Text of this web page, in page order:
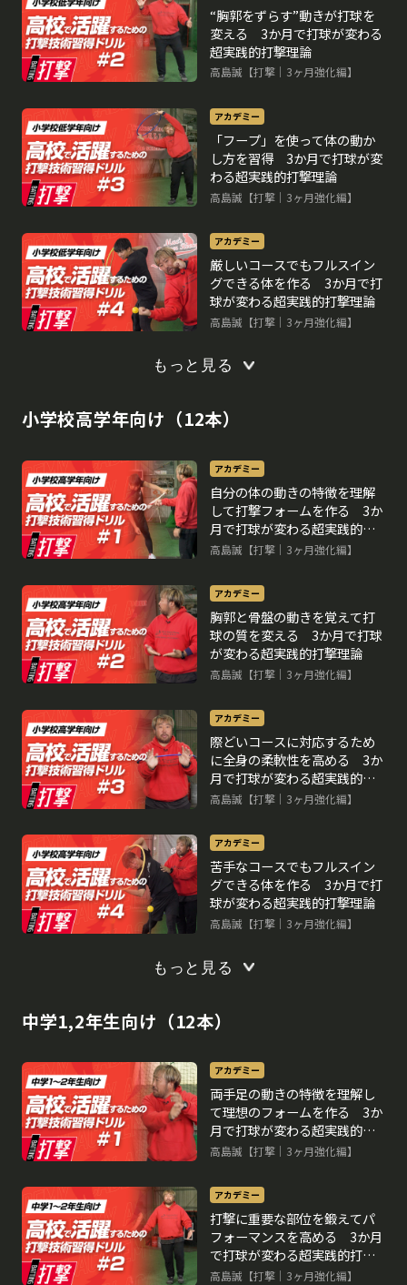
“胸郭をずらす”動きが打球を
変える 3か月で打球が変わる
超実践的打撃理論
高島誠【打撃｜3ヶ月強化編】
アカデミー
「フープ」を使って体の動か
し方を習得 3か月で打球が変
わる超実践的打撃理論
高島誠【打撃｜3ヶ月強化編】
アカデミー
厳しいコースでもフルスイン
グできる体を作る 3か月で打
球が変わる超実践的打撃理論
高島誠【打撃｜3ヶ月強化編】
もっと見る
小学校高学年向け（12本）
アカデミー
自分の体の動きの特徴を理解
して打撃フォームを作る 3か
月で打球が変わる超実践的打
撃理論
高島誠【打撃｜3ヶ月強化編】
アカデミー
胸郭と骨盤の動きを覚えて打
球の質を変える 3か月で打球
が変わる超実践的打撃理論
高島誠【打撃｜3ヶ月強化編】
アカデミー
際どいコースに対応するため
に全身の柔軟性を高める 3か
月で打球が変わる超実践的打
撃理論
高島誠【打撃｜3ヶ月強化編】
アカデミー
苦手なコースでもフルスイン
グできる体を作る 3か月で打
球が変わる超実践的打撃理論
高島誠【打撃｜3ヶ月強化編】
もっと見る
中学1,2年生向け（12本）
アカデミー
両手足の動きの特徴を理解し
て理想のフォームを作る 3か
月で打球が変わる超実践的打
撃理論
高島誠【打撃｜3ヶ月強化編】
アカデミー
打撃に重要な部位を鍛えてパ
フォーマンスを高める 3か月
で打球が変わる超実践的打撃
理論
高島誠【打撃｜3ヶ月強化編】